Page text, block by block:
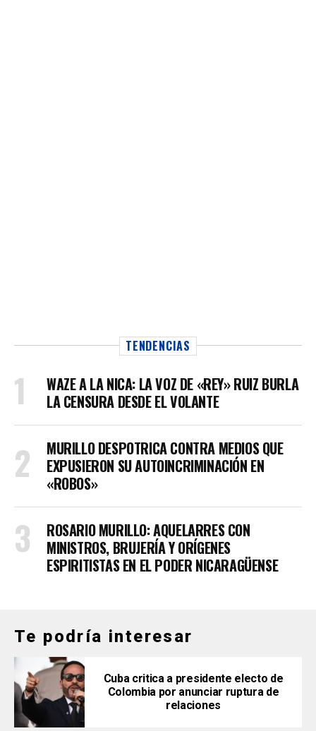
TENDENCIAS
WAZE A LA NICA: LA VOZ DE «REY» RUIZ BURLA
LA CENSURA DESDE EL VOLANTE
MURILLO DESPOTRICA CONTRA MEDIOS QUE
EXPUSIERON SU AUTOINCRIMINACIÓN EN
«ROBOS»
ROSARIO MURILLO: AQUELARRES CON
MINISTROS, BRUJERÍA Y ORÍGENES
ESPIRITISTAS EN EL PODER NICARAGÜENSE
Te podría interesar
Cuba critica a presidente electo de
Colombia por anunciar ruptura de
relaciones